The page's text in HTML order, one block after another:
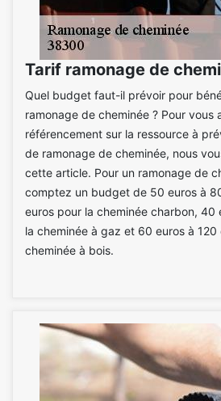
Tarif ramonage de
Quel budget faut-il prévoir pour
ramonage de cheminée ? Pour vous
référencement sur la ressource à
de ramonage de cheminée, nous
cette article. Pour un ramonage de
comptez un budget de 50 euros à
euros pour la cheminée charbon, 40
la cheminée à gaz et 60 euros à 120
cheminée à bois.